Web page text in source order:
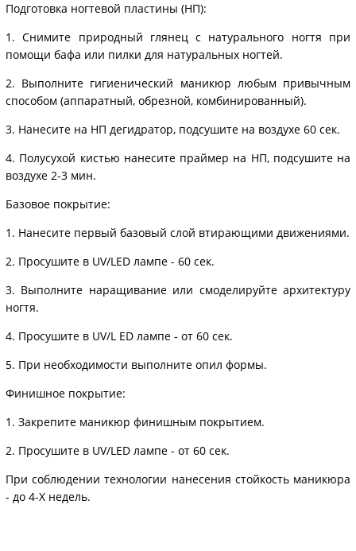
Подготовка ногтевой пластины (НП):
1. Снимите природный глянец с натурального ногтя при
помощи бафа или пилки для натуральных ногтей.
2. Выполните гигиенический маникюр любым привычным
способом (аппаратный, обрезной, комбинированный).
3. Нанесите на НП дегидратор, подсушите на воздухе 60 сек.
4. Полусухой кистью нанесите праймер на НП, подсушите на
воздухе 2-3 мин.
Базовое покрытие:
1. Нанесите первый базовый слой втирающими движениями.
2. Просушите в UV/LED лампе - 60 сек.
3. Выполните наращивание или смоделируйте архитектуру
ногтя.
4. Просушите в UV/L ED лампе - от 60 сек.
5. При необходимости выполните опил формы.
Финишное покрытие:
1. Закрепите маникюр финишным покрытием.
2. Просушите в UV/LED лампе - от 60 сек.
При соблюдении технологии нанесения стойкость маникюра
- до 4-Х недель.